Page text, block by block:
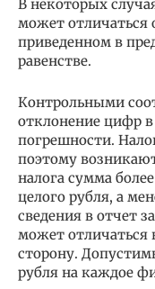
В некоторых
может отличаться
приведенном в
равенстве.
Контрольными
отклонение цифр
погрешности.
поэтому
налога сумма
целого рубля, а
сведения в отчет
может
сторону.
рубля на каждое